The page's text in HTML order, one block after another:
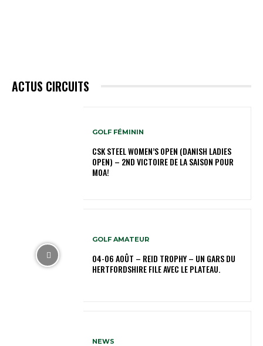
ACTUS CIRCUITS
GOLF FÉMININ
CSK STEEL WOMEN’S OPEN (DANISH LADIES
OPEN) – 2ND VICTOIRE DE LA SAISON POUR
MOA!
GOLF AMATEUR
04-06 AOÛT – REID TROPHY – UN GARS DU
HERTFORDSHIRE FILE AVEC LE PLATEAU.
NEWS